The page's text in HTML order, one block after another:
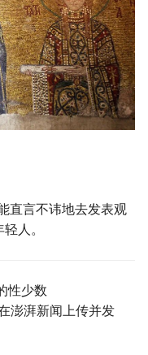
直言不讳地去发表观
人。
性少数
澎湃新闻上传并发